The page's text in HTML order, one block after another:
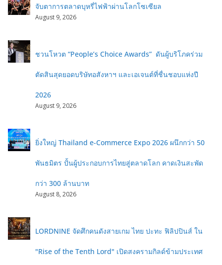
จับตาการตลาดบุหรี่ไฟฟ้าผ่านโลกโซเซียล
August 9, 2026
ชวนโหวต “People’s Choice Awards” ดันผู้บริโภคร่วม
ตัดสินสุดยอดบริษัทอสังหาฯ และเอเจนต์ที่ชื่นชอบแห่งปี
2026
August 9, 2026
ยิ่งใหญ่ Thailand e-Commerce Expo 2026 ผนึกกว่า 50
พันธมิตร ปั้นผู้ประกอบการไทยสู่ตลาดโลก คาดเงินสะพัด
กว่า 300 ล้านบาท
August 8, 2026
LORDNINE จัดศึกคนดังสายเกม ไทย ปะทะ ฟิลิปปินส์ ใน
"Rise of the Tenth Lord" เปิดสงครามกิลด์ข้ามประเทศ